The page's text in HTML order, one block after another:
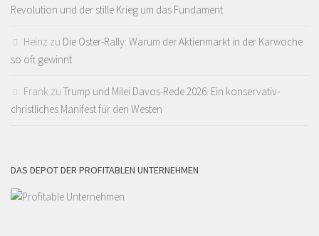
Revolution und der stille Krieg um das Fundament
Heinz zu Die Oster-Rally: Warum der Aktienmarkt in der Karwoche
so oft gewinnt
Frank zu Trump und Milei Davos-Rede 2026: Ein konservativ-
christliches Manifest für den Westen
DAS DEPOT DER PROFITABLEN UNTERNEHMEN